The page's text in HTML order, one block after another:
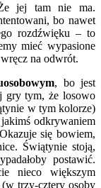
jej tam nie ma.
bo nawet
rozdźwięku – to
mieć wypasione
na odwrót.
, bo jest
gry tym, że losowo
w tym kolorze)
odkrywaniem
się bowiem,
Świątynie stoją,
postawić.
nieco większym
trzy-cztery osoby